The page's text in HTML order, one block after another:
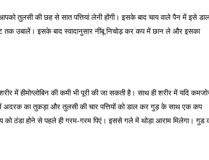
तुलसी की छह से सात पत्तियां लेनी होंगी। इसके बाद चाय वाले पैन में इसे
उबालें। इसके बाद स्वादानुसार नींबू निचोड़ कर कप में छान ले और इसका
में हीमोग्लोबिन की कमी भी पूरी की जा सकती है। साथ ही शरीर में यदि
का तुकड़ा और तुलसी की चार पत्तियों को डाल कर गुड़ के साथ एक कप
ठंडा होने से पहले ही गरम-गरम पिएं। इससे गले में थोड़ा आराम मिलेगा। गुड